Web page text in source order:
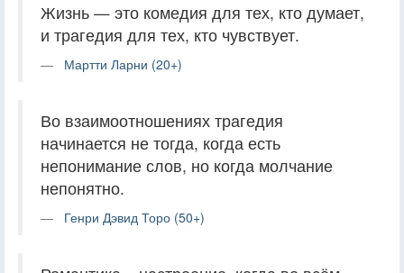
Жизнь — это комедия для тех, кто думает,
и трагедия для тех, кто чувствует.
Мартти Ларни (20+)
Во взаимоотношениях трагедия
начинается не тогда, когда есть
непонимание слов, но когда молчание
непонятно.
Генри Дэвид Торо (50+)